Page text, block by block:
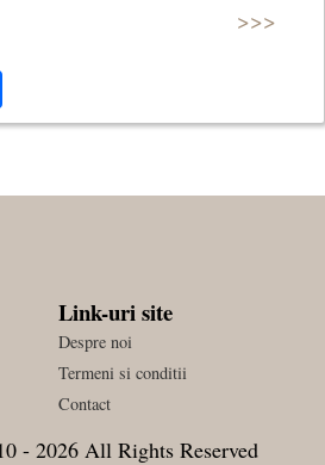
>>>
Link-uri site
Despre noi
Termeni si conditii
Contact
- 2026 All Rights Reserved